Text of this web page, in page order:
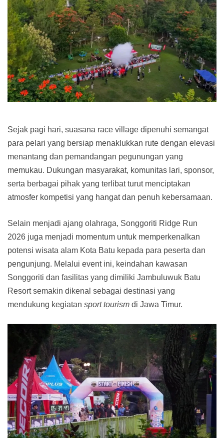
Sejak pagi hari, suasana race village dipenuhi semangat
para pelari yang bersiap menaklukkan rute dengan elevasi
menantang dan pemandangan pegunungan yang
memukau. Dukungan masyarakat, komunitas lari, sponsor,
serta berbagai pihak yang terlibat turut menciptakan
atmosfer kompetisi yang hangat dan penuh kebersamaan.
Selain menjadi ajang olahraga, Songgoriti Ridge Run
2026 juga menjadi momentum untuk memperkenalkan
potensi wisata alam Kota Batu kepada para peserta dan
pengunjung. Melalui event ini, keindahan kawasan
Songgoriti dan fasilitas yang dimiliki Jambuluwuk Batu
Resort semakin dikenal sebagai destinasi yang
mendukung kegiatan sport tourism di Jawa Timur.